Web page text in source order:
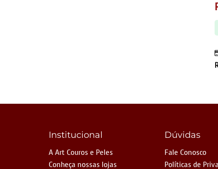
Institucional
A Art Couros e Peles
Conheça nossas lojas
Dúvidas
Fale Conosco
Políticas de